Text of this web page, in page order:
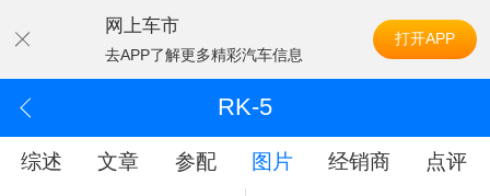
网上车市
去APP了解更多精彩汽车信息
打开APP
RK-5
综述 文章 参配 图片 经销商 点评